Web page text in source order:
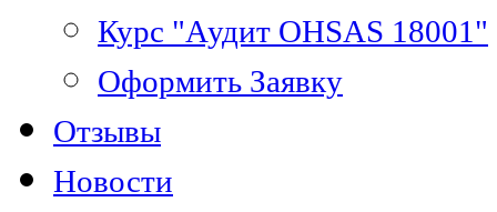
Курс "Аудит OHSAS 18001"
Оформить Заявку
Отзывы
Новости